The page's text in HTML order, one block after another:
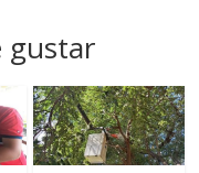
gustar